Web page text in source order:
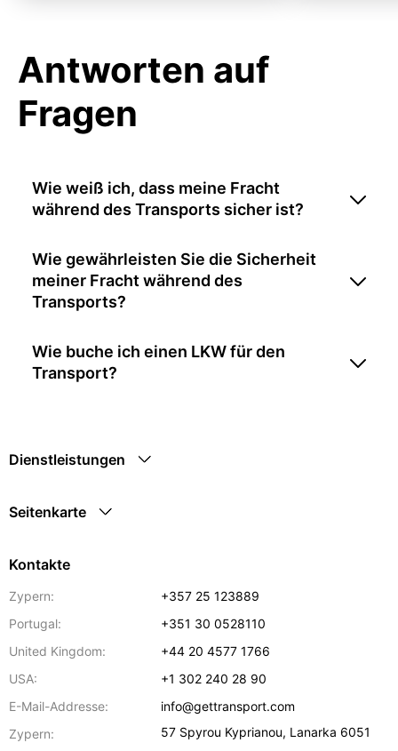
Antworten auf
Fragen
Wie weiß ich, dass meine Fracht
während des Transports sicher ist?
Wie gewährleisten Sie die Sicherheit
meiner Fracht während des
Transports?
Wie buche ich einen LKW für den
Transport?
Dienstleistungen
Seitenkarte
Kontakte
Zypern:
+357 25 123889
Portugal:
+351 30 0528110
United Kingdom:
+44 20 4577 1766
USA:
+1 302 240 28 90
E-Mail-Addresse:
info@gettransport.com
Zypern:
57 Spyrou Kyprianou, Lanarka 6051